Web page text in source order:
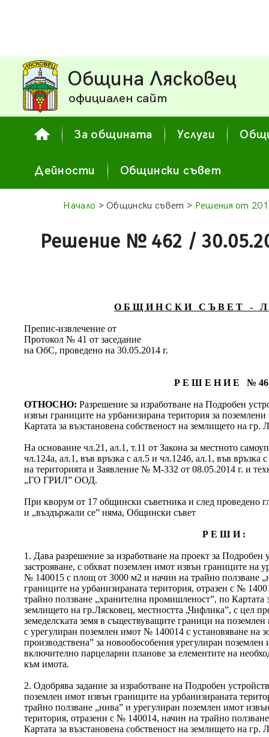
Община Лясковец
официален сайт
За общината Услуги
Дейности Общински съвет
Начало > Общински съвет > Решения от
Решение № 462 /
О Б Щ И Н С К И С Ъ В Е Т - Л
Препис-извлечение от
Протокол № 41 от заседание
на ОбС, проведено на 30.05.2014 г.
Р Е Ш Е Н И Е №
ОТНОСНО:Разрешение за изработване на Подробен
извън границите на урбанизирана територия за
Картата за възстановена собственост на землището на гр.
На основание чл.21, ал.1, т.11 от Закона за местното
чл.124а, ал.1, във връзка с ал.5 и чл.124б, ал.1, във връзка
на територията и Заявление № М-332 от 08.05.2014 г. и
„ГО ГРИЛ” ООД.
При кворум от 17 общински съветника и след проведено
и „въздържали се” няма, Общински съвет
Р Е Ш И :
1. Дава разрешение за изработване на проект за Подробен
застрояване, с обхват поземлен имот извън границите на
№ 140015 с площ от 3000 м2 и начин на трайно ползване
границите на урбанизираната територия, отразен с №
трайно ползване „хранителна промишленост”, по Картата
землището на гр.Лясковец, местността „Чифлика”, с цел
земеделската земя в съществуващите граници на
с урегулиран поземлен имот № 140014 с установяване на
производствена” за новообособения урегулиран
включително парцеларни планове за елементите на
към имота.
2. Одобрява задание за изработване на Подробен
поземлен имот извън границите на урбанизираната
трайно ползване „нива” и урегулиран поземлен имот
територия, отразени с № 140014, начин на трайно
Картата за възстановена собственост на землището на гр.